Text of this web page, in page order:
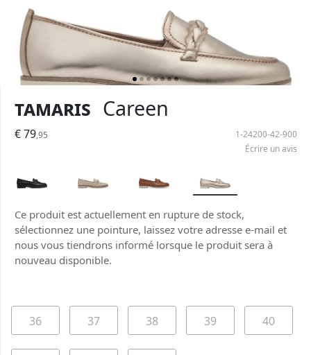
Tamaris Careen
€ 79,95
1-24200-42-900
Écrire un avis
Ce produit est actuellement en rupture de stock,
sélectionnez une pointure, laissez votre adresse e-mail et
nous vous tiendrons informé lorsque le produit sera à
nouveau disponible.
36 37 38 39 40